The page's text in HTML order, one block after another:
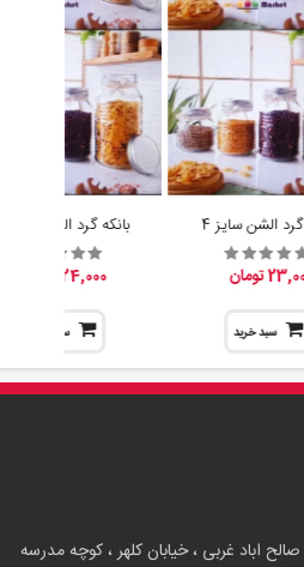
الشن سایز 4
تومان
سبد خرید
بانکه گرد الشن سایز 3
24,000 تومان
سبد خرید
اباد غربی ، خیابان کلهر ، کوچه مدرسه